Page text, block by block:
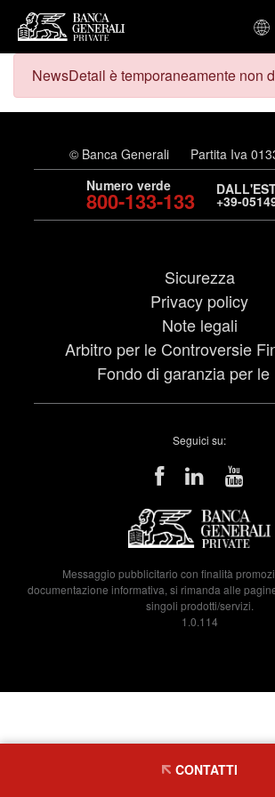
NewsDetail è temporaneamente non
© Banca Generali
Partita Iva
Numero verde
800-133-133 +39-
Sicurezza
Privacy policy
Note legali
Arbitro per le Controversie
Fondo di garanzia per le
Seguici su:
Messaggio pubblicitario con finalità
documentazione informativa, si rimanda alle
singoli prodotti/servizi.
1.0.114
CONTATTI